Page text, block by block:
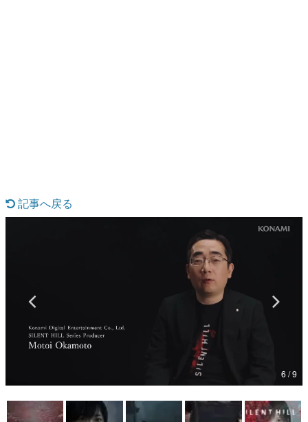
具体的な形から解き明かしていく、硬派で骨太な評論連載
「経験値」「裏技」「ラスボス」… ゲームにまつわる言葉
の起源や用法の変遷を、コンピューター文化史研究家・タ
カテゴリ
特集記事
女性向け
記事へ戻る
6 / 9